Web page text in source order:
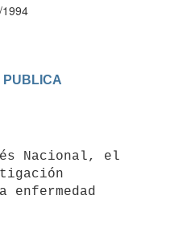
Nacional, el
enfermedad